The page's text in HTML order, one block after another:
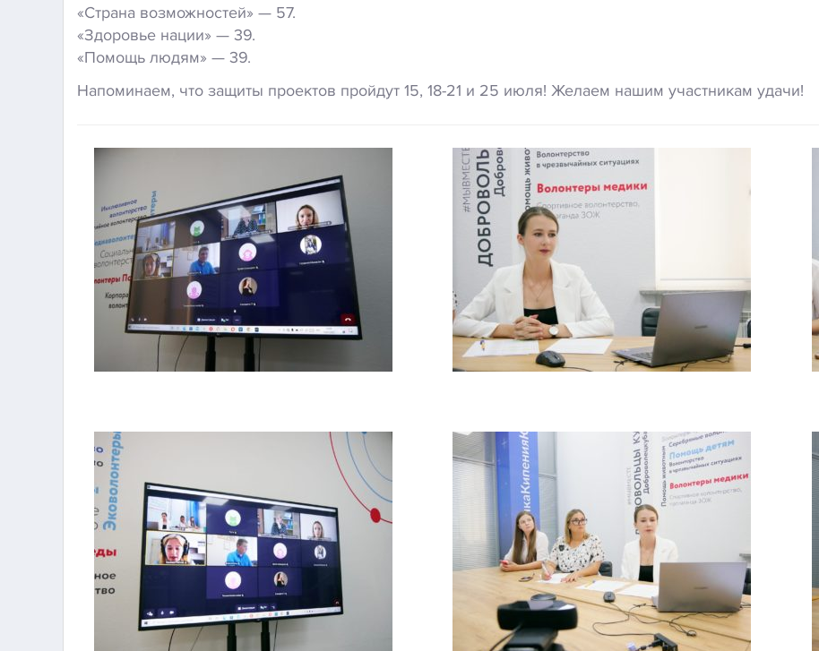
«Страна возможностей» — 57.
«Здоровье нации» — 39.
«Помощь людям» — 39.
Напоминаем, что защиты проектов пройдут 15, 18-21 и 25 июля! Желаем нашим участникам удачи!